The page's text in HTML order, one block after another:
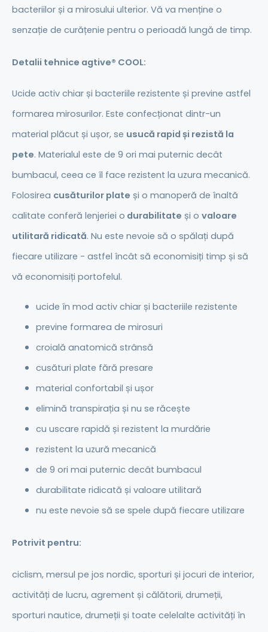
bacteriilor și a mirosului ulterior. Vă va menține o
senzație de curățenie pentru o perioadă lungă de timp.
Detalii tehnice agtive® COOL:
Ucide activ chiar și bacteriile rezistente și previne astfel
formarea mirosurilor. Este confecționat dintr-un
material plăcut și ușor, se usucă rapid și rezistă la
pete. Materialul este de 9 ori mai puternic decât
bumbacul, ceea ce îl face rezistent la uzura mecanică.
Folosirea cusăturilor plate și o manoperă de înaltă
calitate conferă lenjeriei o durabilitate și o valoare
utilitară ridicată. Nu este nevoie să o spălați după
fiecare utilizare - astfel încât să economisiți timp și să
vă economisiți portofelul.
ucide în mod activ chiar și bacteriile rezistente
previne formarea de mirosuri
croială anatomică strânsă
cusături plate fără presare
material confortabil și ușor
elimină transpirația și nu se răcește
cu uscare rapidă și rezistent la murdărie
rezistent la uzură mecanică
de 9 ori mai puternic decât bumbacul
durabilitate ridicată și valoare utilitară
nu este nevoie să se spele după fiecare utilizare
Potrivit pentru:
ciclism, mersul pe jos nordic, sporturi și jocuri de interior,
activități de lucru, agrement și călătorii, drumeții,
sporturi nautice, drumeții și toate celelalte activități în